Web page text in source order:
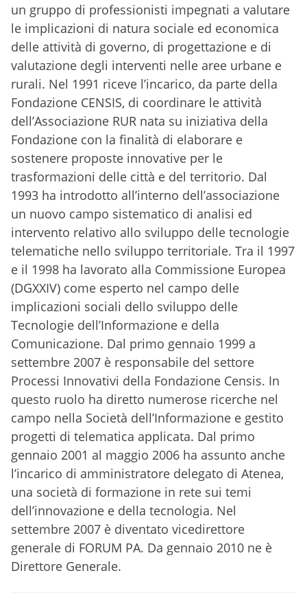
un gruppo di professionisti impegnati a valutare
le implicazioni di natura sociale ed economica
delle attività di governo, di progettazione e di
valutazione degli interventi nelle aree urbane e
rurali. Nel 1991 riceve l’incarico, da parte della
Fondazione CENSIS, di coordinare le attività
dell’Associazione RUR nata su iniziativa della
Fondazione con la finalità di elaborare e
sostenere proposte innovative per le
trasformazioni delle città e del territorio. Dal
1993 ha introdotto all’interno dell’associazione
un nuovo campo sistematico di analisi ed
intervento relativo allo sviluppo delle tecnologie
telematiche nello sviluppo territoriale. Tra il 1997
e il 1998 ha lavorato alla Commissione Europea
(DGXXIV) come esperto nel campo delle
implicazioni sociali dello sviluppo delle
Tecnologie dell’Informazione e della
Comunicazione. Dal primo gennaio 1999 a
settembre 2007 è responsabile del settore
Processi Innovativi della Fondazione Censis. In
questo ruolo ha diretto numerose ricerche nel
campo nella Società dell’Informazione e gestito
progetti di telematica applicata. Dal primo
gennaio 2001 al maggio 2006 ha assunto anche
l’incarico di amministratore delegato di Atenea,
una società di formazione in rete sui temi
dell’innovazione e della tecnologia. Nel
settembre 2007 è diventato vicedirettore
generale di FORUM PA. Da gennaio 2010 ne è
Direttore Generale.